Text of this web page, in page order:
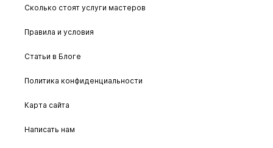
Сколько стоят услуги мастеров
Правила и условия
Статьи в Блоге
Политика конфиденциальности
Карта сайта
Написать нам